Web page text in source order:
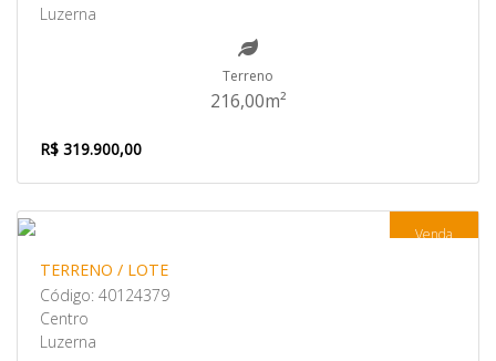
Luzerna
Terreno
216,00m²
R$ 319.900,00
Venda
TERRENO / LOTE
Código: 40124379
Centro
Luzerna